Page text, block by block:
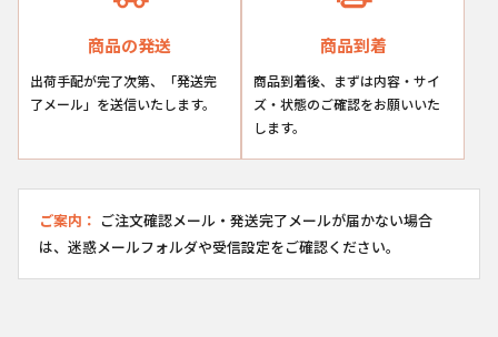
商品の発送
出荷手配が完了次第、「発送完
了メール」を送信いたします。
商品到着
商品到着後、まずは内容・サイ
ズ・状態のご確認をお願いいた
します。
ご案内： ご注文確認メール・発送完了メールが届かない場合
は、迷惑メールフォルダや受信設定をご確認ください。